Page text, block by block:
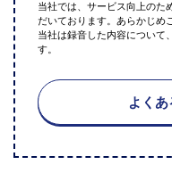
当社では、サービス向上のた
だいております。あらかじめ
当社は録音した内容について
す。
よく